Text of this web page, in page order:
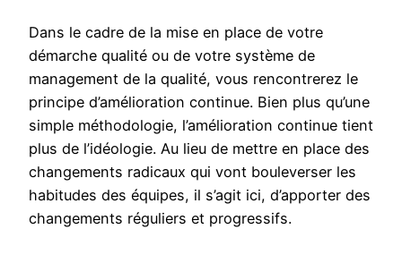
Dans le cadre de la mise en place de votre
démarche qualité ou de votre système de
management de la qualité, vous rencontrerez le
principe d’amélioration continue. Bien plus qu’une
simple méthodologie, l’amélioration continue tient
plus de l’idéologie. Au lieu de mettre en place des
changements radicaux qui vont bouleverser les
habitudes des équipes, il s’agit ici, d’apporter des
changements réguliers et progressifs.